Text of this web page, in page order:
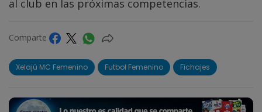
al club en las próximas competencias.
Comparte
Xelajú MC Femenino Futbol Femenino Fichajes